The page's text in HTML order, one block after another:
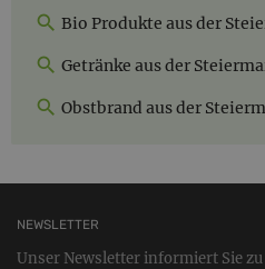
Bio Produkte aus der
Getränke aus der
Obstbrand aus der
NEWSLETTER
Unser Newsletter informiert Sie